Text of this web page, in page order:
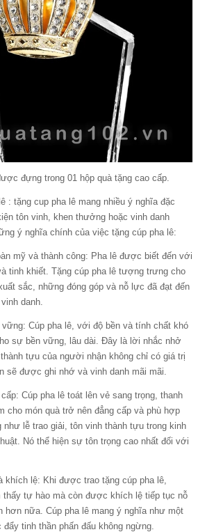
đựng trong 01 hộp quà tặng cao cấp.
: tặng cup pha lê mang nhiều ý nghĩa đặc
tôn vinh, khen thưởng hoặc vinh danh
ý nghĩa chính của việc tặng cúp pha lê:
mỹ và thành công: Pha lê được biết đến với
tinh khiết. Tặng cúp pha lê tượng trưng cho
sắc, những đóng góp và nỗ lực đã đạt đến
danh.
Cúp pha lê, với độ bền và tính chất khó
sự bền vững, lâu dài. Đây là lời nhắc nhở
tựu của người nhận không chỉ có giá trị
sẽ được ghi nhớ và vinh danh mãi mãi.
Cúp pha lê toát lên vẻ sang trọng, thanh
cho món quà trở nên đẳng cấp và phù hợp
lễ trao giải, tôn vinh thành tựu trong kinh
Nó thể hiện sự tôn trọng cao nhất đối với
khích lệ: Khi được trao tặng cúp pha lê,
thấy tự hào mà còn được khích lệ tiếp tục nỗ
hơn nữa. Cúp pha lê mang ý nghĩa như một
tinh thần phấn đấu không ngừng.